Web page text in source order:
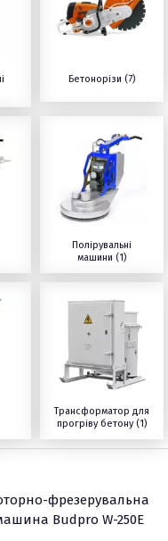
Бетонорізи (7)
Полірувальні
машини (1)
Трансформатор для
прогріву бетону (1)
фрезерувальна
Budpro W-250E